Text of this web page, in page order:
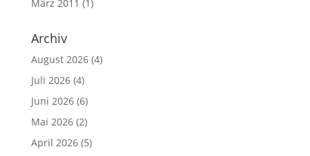
März 2011 (1)
Archiv
August 2026(4)
Juli 2026(4)
Juni 2026(6)
Mai 2026(2)
April 2026(5)